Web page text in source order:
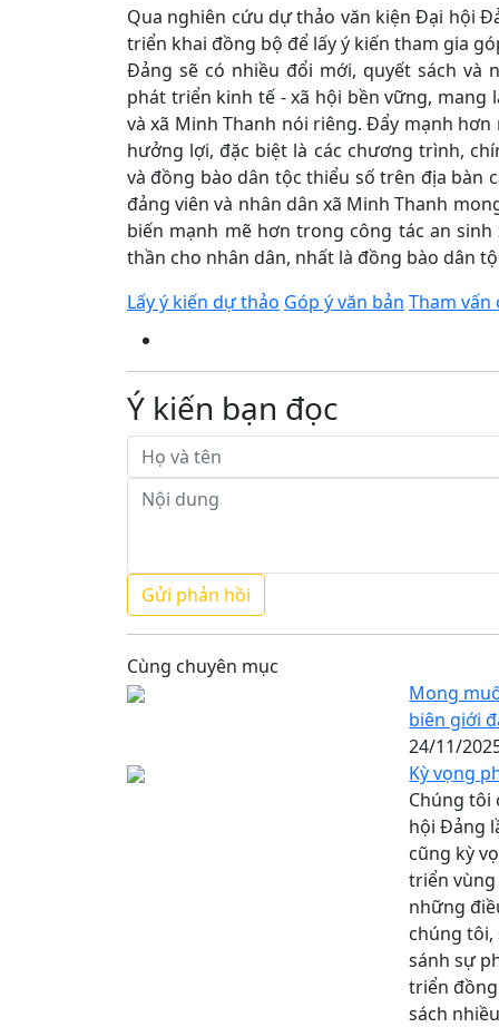
Qua nghiên cứu dự thảo văn kiện Đại hội
triển khai đồng bộ để lấy ý kiến tham gia
Đảng sẽ có nhiều đổi mới, quyết sách
phát triển kinh tế - xã hội bền vững,
và xã Minh Thanh nói riêng. Đẩy mạnh
hưởng lợi, đặc biệt là các chương trình,
và đồng bào dân tộc thiểu số trên địa bàn
đảng viên và nhân dân xã Minh Thanh
biến mạnh mẽ hơn trong công tác an
thần cho nhân dân, nhất là đồng bào dân
Lấy ý kiến dự thảo Góp ý văn bản Tham vấn
Ý kiến bạn đọc
Cùng chuyên mục
Mong
biên giới
24/11/
Kỳ vọng
Chúng tôi
hội Đảng
cũng kỳ
triển vùng
những
chúng tôi,
sánh sự
triển
sách